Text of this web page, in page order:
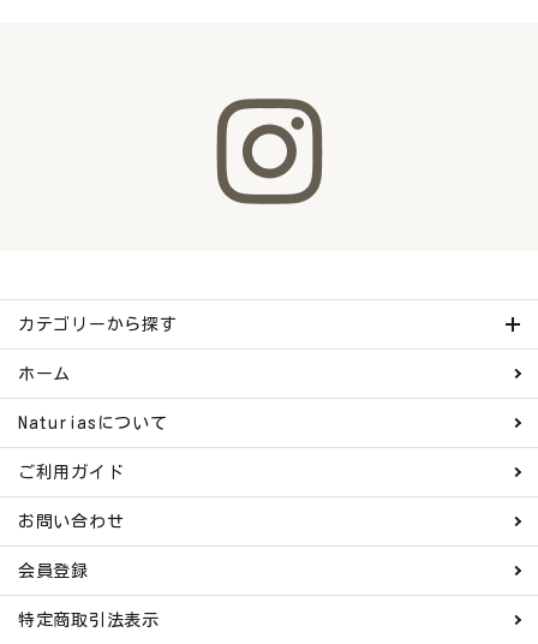
カテゴリーから探す
ホーム
Naturiasについて
ご利用ガイド
お問い合わせ
会員登録
特定商取引法表示